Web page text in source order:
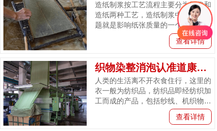
造纸制浆按工艺流程主要分为制浆和
造纸两种工艺，造纸制浆中的泡沫问
题就是影响纸张质量的一个重要的因
素之一，在造纸制浆工艺中，不得不
进行消泡，虽然在整个造纸工业中
查看详情
织物染整消泡认准道康宁AFE-3168消泡...
人类的生活离不开衣食住行，这里的
衣一般为纺织品，纺织品即经纺织加
工而成的产品，包括纱线、机织物、
编织物等，分为梭织布和针织布两大
类，在纺织品生产和制造的多个环
查看详情